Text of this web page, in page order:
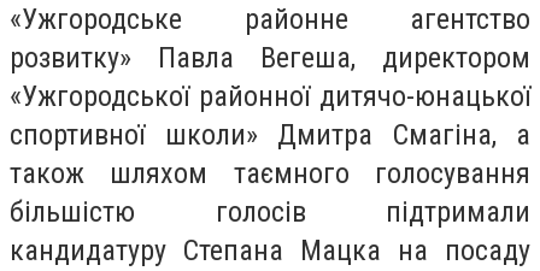
«Ужгородське районне агентство
розвитку» Павла Вегеша, директором
«Ужгородської районної дитячо-юнацької
спортивної школи» Дмитра Смагіна, а
також шляхом таємного голосування
більшістю голосів підтримали
кандидатуру Степана Мацка на посаду